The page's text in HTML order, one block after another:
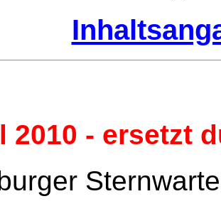
2010 - ersetzt